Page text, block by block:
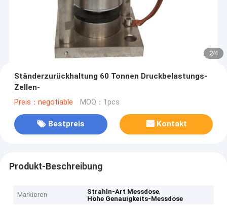
2/4
Ständerzurückhaltung 60 Tonnen Druckbelastungs-
Zellen-
Preis：negotiable MOQ：1pcs
Bestpreis Kontakt
Produkt-Beschreibung
Markieren Strahln-Art Messdose,
Hohe Genauigkeits-Messdose